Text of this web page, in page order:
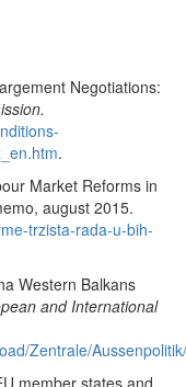
Negotiations:
.
Market Reforms in
august 2015.
trzista-rada-u-bih-
Western Balkans
and International
Zentrale/
member states and